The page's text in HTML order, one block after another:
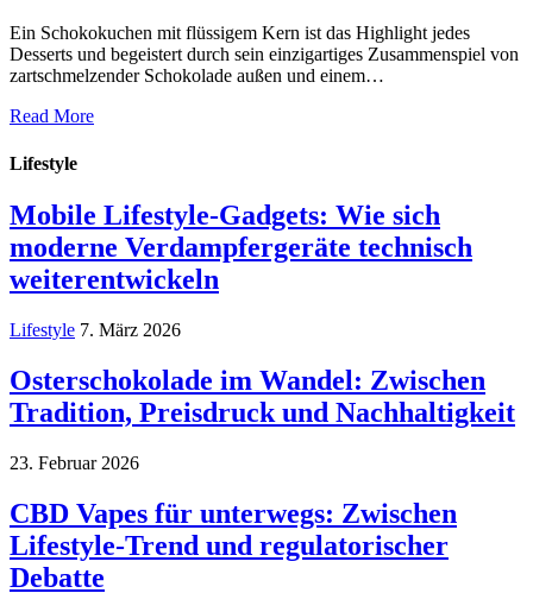
Ein Schokokuchen mit flüssigem Kern ist das Highlight jedes
Desserts und begeistert durch sein einzigartiges Zusammenspiel von
zartschmelzender Schokolade außen und einem…
Read More
Lifestyle
Mobile Lifestyle-Gadgets: Wie sich
moderne Verdampfergeräte technisch
weiterentwickeln
Lifestyle 7. März 2026
Osterschokolade im Wandel: Zwischen
Tradition, Preisdruck und Nachhaltigkeit
23. Februar 2026
CBD Vapes für unterwegs: Zwischen
Lifestyle-Trend und regulatorischer
Debatte